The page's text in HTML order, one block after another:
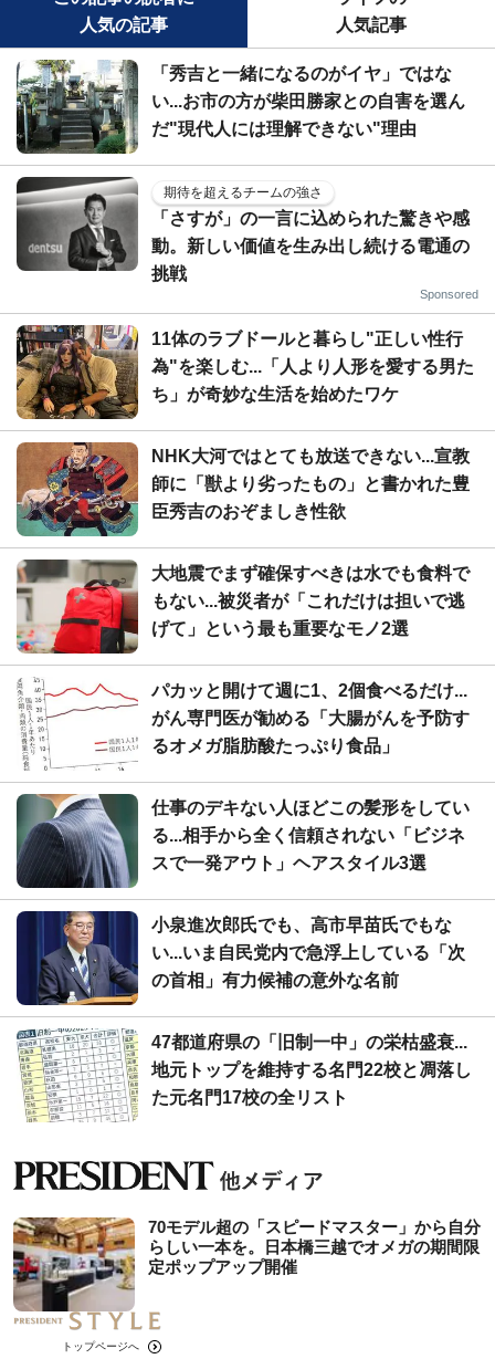
人気の記事
人気記事
「秀吉と一緒になるのがイヤ」ではな
い...お市の方が柴田勝家との自害を選ん
だ"現代人には理解できない"理由
期待を超えるチームの強さ
「さすが」の一言に込められた驚きや感
動。新しい価値を生み出し続ける電通の
挑戦
Sponsored
11体のラブドールと暮らし"正しい性行
為"を楽しむ...「人より人形を愛する男た
ち」が奇妙な生活を始めたワケ
NHK大河ではとても放送できない...宣教
師に「獣より劣ったもの」と書かれた豊
臣秀吉のおぞましき性欲
大地震でまず確保すべきは水でも食料で
もない...被災者が「これだけは担いで逃
げて」という最も重要なモノ2選
パカッと開けて週に1、2個食べるだけ...
がん専門医が勧める「大腸がんを予防す
るオメガ脂肪酸たっぷり食品」
仕事のデキない人ほどこの髪形をしてい
る...相手から全く信頼されない「ビジネ
スで一発アウト」ヘアスタイル3選
小泉進次郎氏でも、高市早苗氏でもな
い...いま自民党内で急浮上している「次
の首相」有力候補の意外な名前
47都道府県の「旧制一中」の栄枯盛衰...
地元トップを維持する名門22校と凋落し
た元名門17校の全リスト
70モデル超の「スピードマスター」から自分
らしい一本を。日本橋三越でオメガの期間限
定ポップアップ開催
トップページへ